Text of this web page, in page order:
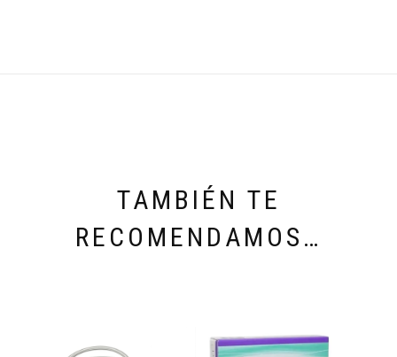
TAMBIÉN TE
RECOMENDAMOS…